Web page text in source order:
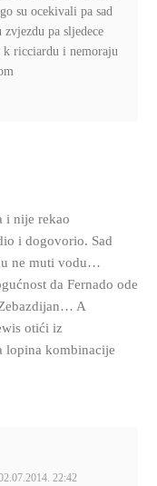
su ocekivali pa sad
pa sljedece
k ricciardu i nemoraju
i nije rekao
i dogovorio. Sad
ne muti vodu…
da Fernado ode
A
otići iz
lopina kombinacije
22:42